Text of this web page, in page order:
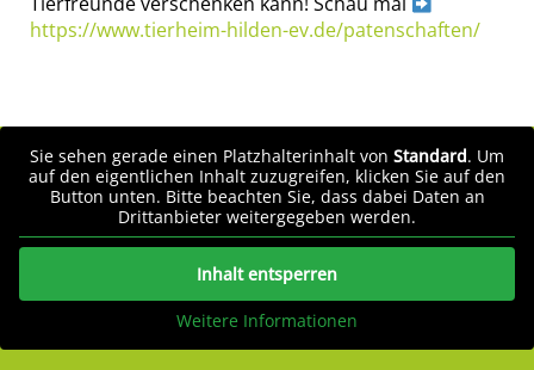
https://www.tierheim-hilden-ev.de/patenschaften/
Sie sehen gerade einen Platzhalterinhalt von Standard. Um
auf den eigentlichen Inhalt zuzugreifen, klicken Sie auf den
Button unten. Bitte beachten Sie, dass dabei Daten an
Drittanbieter weitergegeben werden.
Inhalt entsperren
Weitere Informationen